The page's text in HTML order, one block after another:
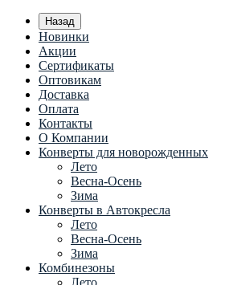
Назад
Новинки
Акции
Сертификаты
Оптовикам
Доставка
Оплата
Контакты
О Компании
Конверты для новорожденных
Лето
Весна-Осень
Зима
Конверты в Автокресла
Лето
Весна-Осень
Зима
Комбинезоны
Лето